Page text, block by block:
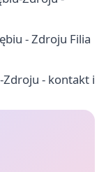
- Zdroju Filia
Zdroju - kontakt i